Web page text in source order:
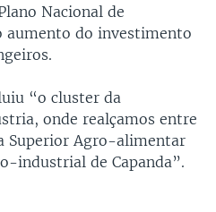
Nacional de
aumento do investimento
“o cluster da
onde realçamos entre
Superior Agro-alimentar
industrial de Capanda”.